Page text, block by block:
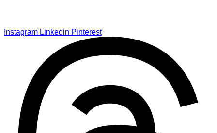
Instagram Linkedin Pinterest